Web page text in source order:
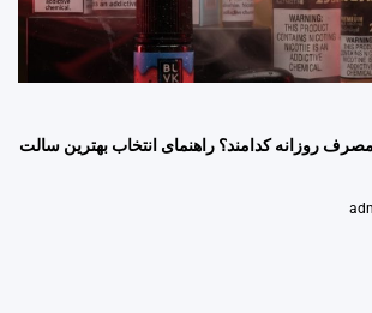
روزانه کدامند؟ راهنمای انتخاب بهترین سالت